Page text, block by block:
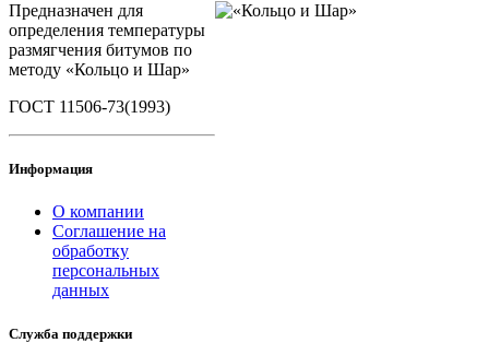
Предназначен для
определения температуры
раз­мягчения битумов по
методу «Кольцо и Шар»
ГОСТ 11506-73(1993)
Информация
О компании
Соглашение на
обработку
персональных
данных
Служба поддержки